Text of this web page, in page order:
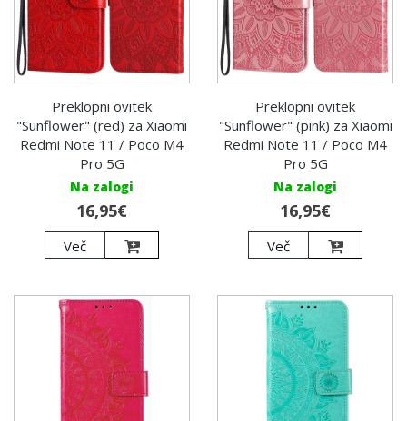
Preklopni ovitek
"Sunflower" (red) za Xiaomi
Redmi Note 11 / Poco M4
Pro 5G
Na zalogi
16,95€
Več
Preklopni ovitek
"Sunflower" (pink) za Xiaomi
Redmi Note 11 / Poco M4
Pro 5G
Na zalogi
16,95€
Več